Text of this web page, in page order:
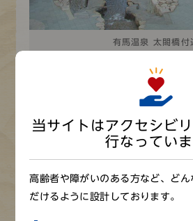
有馬温泉 太閤橋付
当サイトはアクセシビ
行なってい
高齢者や障がいのある方など、ど
だけるように設計しております。